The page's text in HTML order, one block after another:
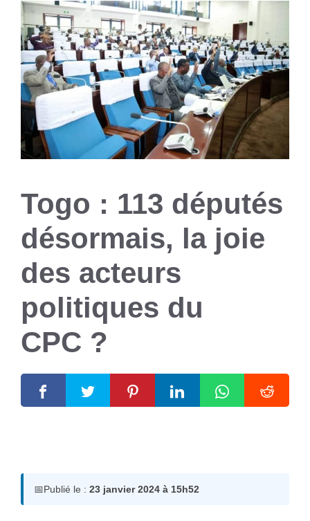
Togo : 113 députés
désormais, la joie
des acteurs
politiques du
CPC ?
📅Publié le : 23 janvier 2024 à 15h52